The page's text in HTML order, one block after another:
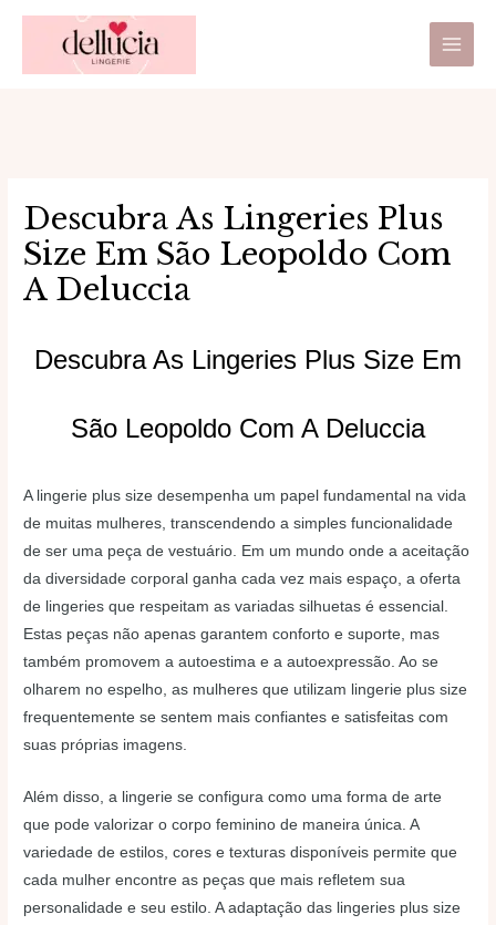
Main
Descubra As Lingeries Plus
Size Em São Leopoldo Com
A Deluccia
Descubra As Lingeries Plus Size Em
São Leopoldo Com A Deluccia
A lingerie plus size desempenha um papel fundamental na vida
de muitas mulheres, transcendendo a simples funcionalidade
de ser uma peça de vestuário. Em um mundo onde a aceitação
da diversidade corporal ganha cada vez mais espaço, a oferta
de lingeries que respeitam as variadas silhuetas é essencial.
Estas peças não apenas garantem conforto e suporte, mas
também promovem a autoestima e a autoexpressão. Ao se
olharem no espelho, as mulheres que utilizam lingerie plus size
frequentemente se sentem mais confiantes e satisfeitas com
suas próprias imagens.
Além disso, a lingerie se configura como uma forma de arte
que pode valorizar o corpo feminino de maneira única. A
variedade de estilos, cores e texturas disponíveis permite que
cada mulher encontre as peças que mais refletem sua
personalidade e seu estilo. A adaptação das lingeries plus size